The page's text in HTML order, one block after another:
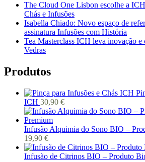
The Cloud One Lisbon escolhe a
Chás e Infusões
Isabella Chiado: Novo espaço de
assinatura Infusões com História
Tea Masterclass ICH leva inovação e
Vedras
Produtos
ICH 30,90 €
Infusão Alquimia do Sono BIO –
19,90 €
Infusão de Citrinos BIO – Produto